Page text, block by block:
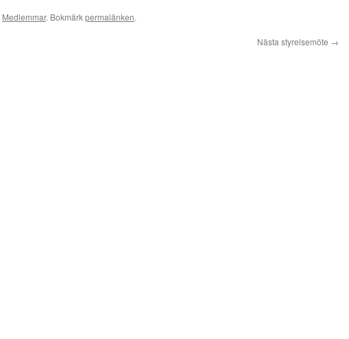
Medlemmar. Bokmärkpermalänken.
Nästa styrelsemöte →